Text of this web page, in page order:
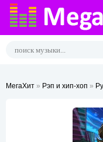
МегаХит » Рэп и хип-хоп »